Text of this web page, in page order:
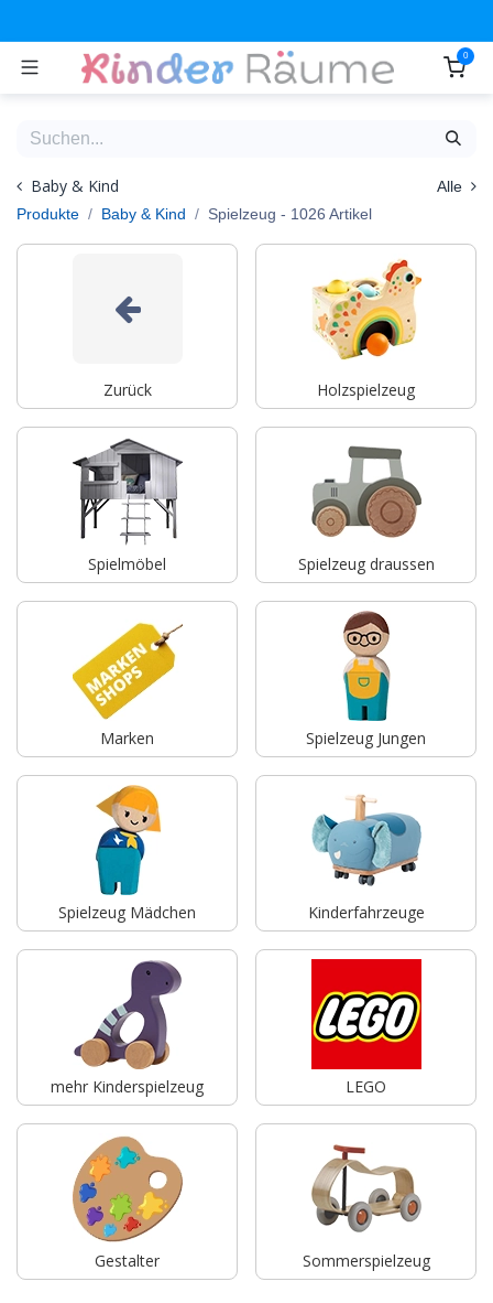
0
Baby & Kind
Alle
Produkte
Baby & Kind Spielzeug - 1026 Artikel
Zurück Holzspielzeug
Spielmöbel Spielzeug draussen
Marken Spielzeug Jungen
Spielzeug Mädchen Kinderfahrzeuge
mehr Kinderspielzeug LEGO
Gestalter Sommerspielzeug